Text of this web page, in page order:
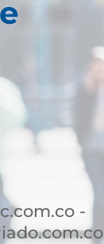
-